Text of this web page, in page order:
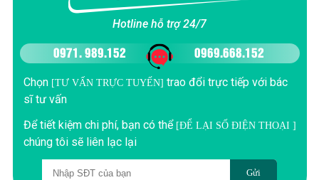
Hotline hỗ trợ 24/7
0971. 989.152 0969.668.152
Chọn [TƯ VẤN TRỰC TUYẾN] trao đổi trực tiếp với bác
sĩ tư vấn
Để tiết kiệm chi phí, bạn có thể [ĐỂ LẠI SỐ ĐIỆN THOẠI ]
chúng tôi sẽ liên lạc lại
Gửi